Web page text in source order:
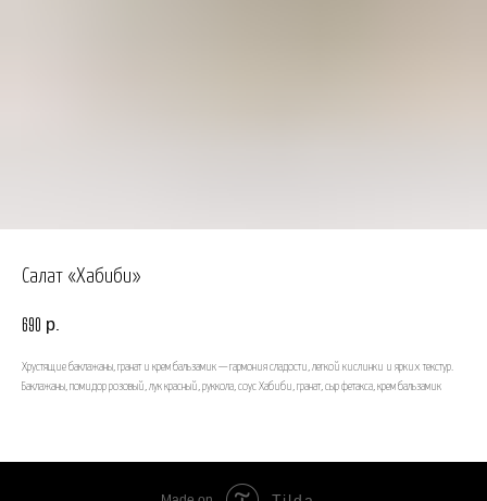
Салат «Хабиби»
690 р.
Хрустящие баклажаны, гранат и крем бальзамик — гармония сладости, легкой кислинки и ярких текстур.
Баклажаны, помидор розовый, лук красный, руккола, соус Хабиби, гранат, сыр фетакса, крем бальзамик